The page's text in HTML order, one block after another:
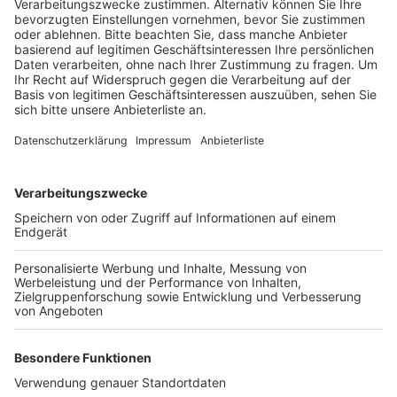
gewesen, heißt es.
Veröffentlicht:Mittwoch, 14.09.2022 08:38
Anzeige
Den „United Tribuns“ werden in Deutschland knapp 100
Straftaten begangen haben, unter anderem
Sexualstraftaten, Menschenhandel und versuchte
Tötungsdelikte. Außerdem lieferte sich die Gruppe
gewalttätige Auseinandersetzungen mit
konkurrierenden Rockern. Insgesamt durchsuchte die
Polizei heute Privatwohnungen und Vereinsräume der
„Tribuns“ in neun Bundesländern.
Anzeige